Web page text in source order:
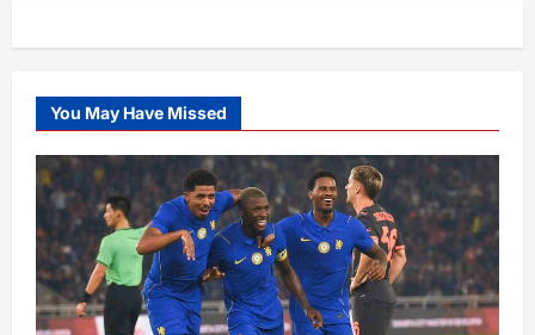
You May Have Missed